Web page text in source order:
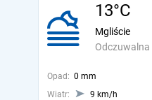
13°C
Odczuwalna
Mgliście
Opad: 0 mm
Wiatr:
9 km/h